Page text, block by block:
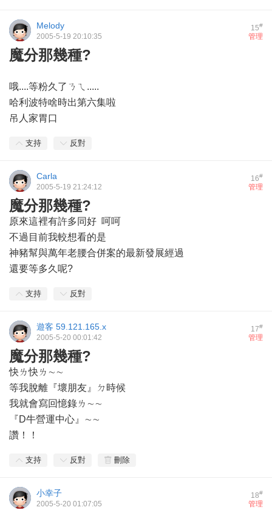
15#
Melody
管理
2005-5-19 20:10:35
魔分那幾種?
哦....等粉久了ㄋㄟ.....
哈利波特啥時出第六集啦
吊人家胃口
支持 反對
16#
Carla
管理
2005-5-19 21:24:12
魔分那幾種?
原來這裡有許多同好 呵呵
不過目前我較想看的是
神豬幫與萬年老腰合併案的最新發展經過
還要等多久呢?
支持 反對
17#
遊客 59.121.165.x
管理
2005-5-20 00:01:42
魔分那幾種?
快ㄌ快ㄌ∼∼
等我脫離『壞朋友』ㄉ時候
我就會寫回憶錄ㄌ∼∼
『D牛營運中心』∼∼
讚！！
支持 反對 刪除
18#
小幸子
管理
2005-5-20 01:07:05